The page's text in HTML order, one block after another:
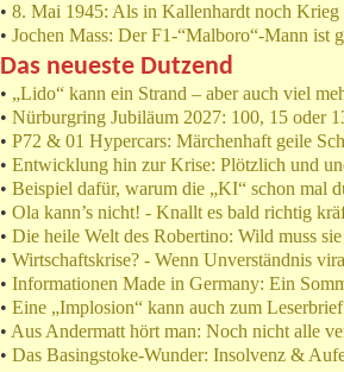
• 8. Mai 1945: Als in Kallenhardt noch Krieg
• Jochen Mass: Der F1-“Malboro“-Mann ist
Das neueste Dutzend
• „Lido“ kann ein Strand – aber auch viel
• Nürburgring Jubiläum 2027: 100, 15 oder
• P72 & 01 Hypercars: Märchenhaft geile
• Entwicklung hin zur Krise: Plötzlich und
• Beispiel dafür, warum die „KI“ schon mal
• Ola kann’s nicht! - Knallt es bald richtig
• Die heile Welt des Robertino: Wild muss
• Wirtschaftskrise? - Wenn Unverständnis
• Informationen Made in Germany: Ein
• Eine „Implosion“ kann auch zum
• Aus Andermatt hört man: Noch nicht alle
• Das Basingstoke-Wunder: Insolvenz &